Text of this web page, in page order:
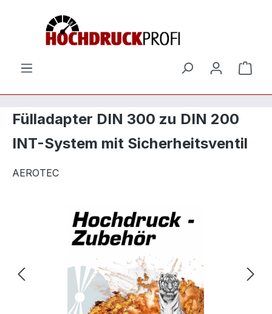
Zum Hauptinhalt springen
Fülladapter DIN 300 zu DIN 200
INT-System mit Sicherheitsventil
AEROTEC
Bildergalerie überspringen